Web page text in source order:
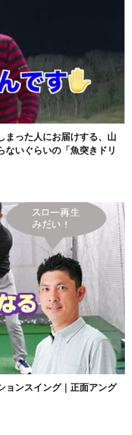
まった人にお届けする、山
ないぐらいの「魚突きドリ
ョンスイング｜正面アング